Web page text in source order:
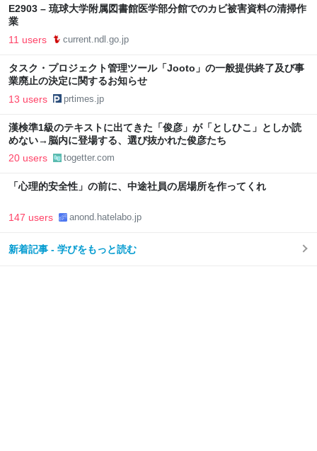
E2903 – 琉球大学附属図書館医学部分館でのカビ被害資料の清掃作
業
11 users current.ndl.go.jp
タスク・プロジェクト管理ツール「Jooto」の一般提供終了及び事
業廃止の決定に関するお知らせ
13 users prtimes.jp
漢検準1級のテキストに出てきた「俊彦」が「としひこ」としか読
めない→脳内に登場する、選び抜かれた俊彦たち
20 users togetter.com
「心理的安全性」の前に、中途社員の居場所を作ってくれ
147 users anond.hatelabo.jp
新着記事 - 学びをもっと読む